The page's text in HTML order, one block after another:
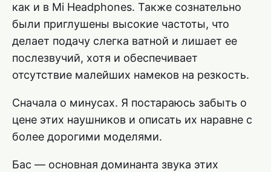
как и в Mi Headphones. Также сознательно
были приглушены высокие частоты, что
делает подачу слегка ватной и лишает ее
послезвучий, хотя и обеспечивает
отсутствие малейших намеков на резкость.
Сначала о минусах. Я постараюсь забыть о
цене этих наушников и описать их наравне с
более дорогими моделями.
Бас — основная доминанта звука этих